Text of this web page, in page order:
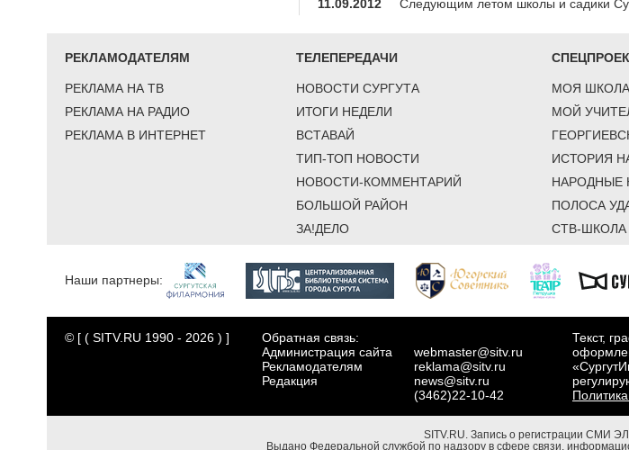
11.09.2012
Следующим летом школы и садики
РЕКЛАМОДАТЕЛЯМ
РЕКЛАМА НА ТВ
РЕКЛАМА НА РАДИО
РЕКЛАМА В ИНТЕРНЕТ
ТЕЛЕПЕРЕДАЧИ
НОВОСТИ СУРГУТА
ИТОГИ НЕДЕЛИ
ВСТАВАЙ
ТИП-ТОП НОВОСТИ
НОВОСТИ-КОММЕНТАРИЙ
БОЛЬШОЙ РАЙОН
ЗА!ДЕЛО
МОЯ ШКОЛА
МОЙ
ИСТОРИЯ
НАРОДНЫЕ
ПОЛОСА
СТВ-ШКОЛА
Наши партнеры:
© [ ( SITV.RU 1990 - 2026 ) ]
Обратная связь:
Администрация сайта
Рекламодателям
Редакция
webmaster@sitv.ru
reklama@sitv.ru
news@sitv.ru
(3462)22-10-42
Текст,
SITV.RU. Запись о регистрации СМИ
Выдано Федеральной службой по надзору в сфере связи,